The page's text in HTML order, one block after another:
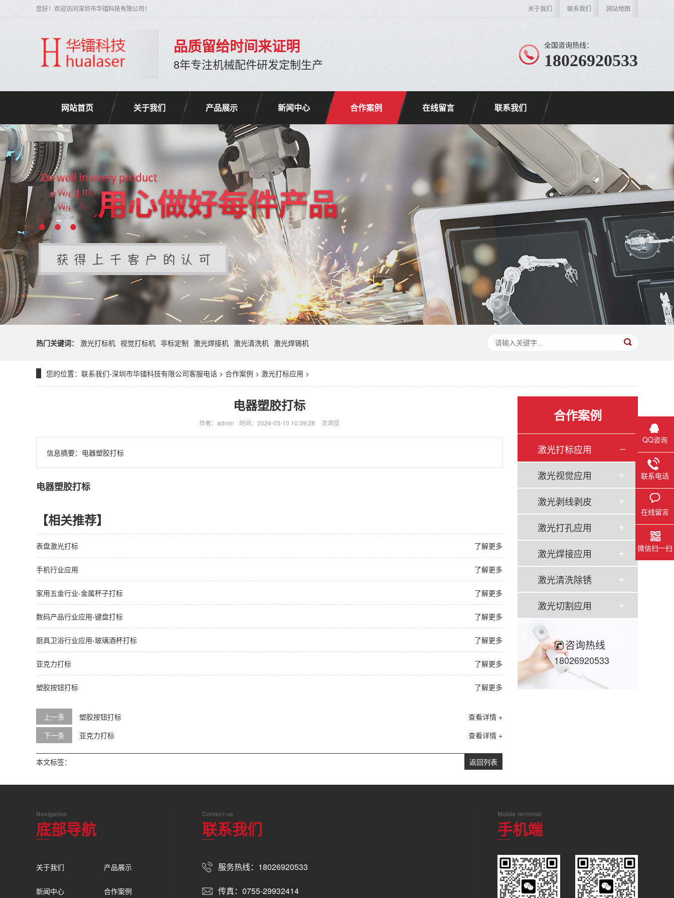
关于我们 联系我们 网站地图
您好！欢迎访问深圳市华镭科技有限公司！
品质留给时间来证明
8年专注机械配件研发定制生产
全国咨询热线：
18026920533
网站首页 关于我们 产品展示 新闻中心 合作案例 在线留言 联系我们
热门关键词： 激光打标机 视觉打标机 非标定制 激光焊接机 激光清洗机 激光焊锡机
您的位置： 联系我们-深圳市华镭科技有限公司客服电话 > 合作案例 > 激光打标应用 >
合作案例
激光打标应用
激光视觉应用
激光剥线剥皮
激光打孔应用
激光焊接应用
激光清洗除锈
激光切割应用
咨询热线
18026920533
电器塑胶打标
作者：admin 时间：2024-03-10 10:39:28 次浏览
信息摘要： 电器塑胶打标
电器塑胶打标
【相关推荐】
了解更多
表盘激光打标
了解更多
手机行业应用
了解更多
家用五金行业-金属杯子打标
了解更多
数码产品行业应用-键盘打标
了解更多
厨具卫浴行业应用-玻璃酒杯打标
了解更多
亚克力打标
了解更多
塑胶按钮打标
上一条 查看详情 +
塑胶按钮打标
下一条
查看详情 +
亚克力打标
返回列表
本文标签：
Navigation
底部导航
关于我们 产品展示
新闻中心 合作案例
Contact us
联系我们
服务热线：18026920533
传真：0755-29932414
Mobile terminal
手机端
QQ咨询
联系电话
在线留言
微信扫一扫